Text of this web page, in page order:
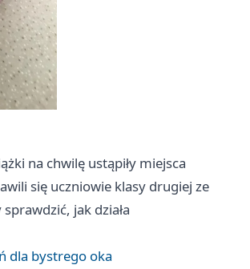
na chwilę ustąpiły miejsca
się uczniowie klasy drugiej ze
jak działa
dla bystrego oka